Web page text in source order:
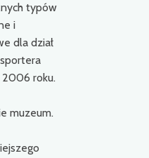
typów
i
dla dział
2006 roku.
muzeum.